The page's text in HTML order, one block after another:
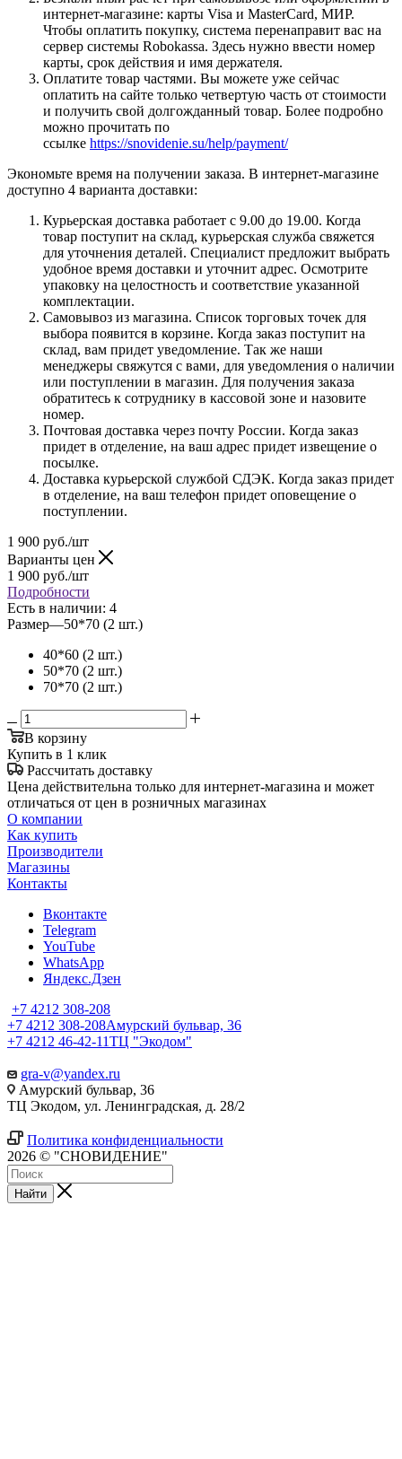
интернет-магазине: карты Visa и MasterCard, МИР.
Чтобы оплатить покупку, система перенаправит вас на
сервер системы Robokassa. Здесь нужно ввести номер
карты, срок действия и имя держателя.
Оплатите товар частями. Вы можете уже сейчас
оплатить на сайте только четвертую часть от стоимости
и получить свой долгожданный товар. Более подробно
можно прочитать по
ссылке https://snovidenie.su/help/payment/
Экономьте время на получении заказа. В интернет-магазине
доступно 4 варианта доставки:
Курьерская доставка работает с 9.00 до 19.00. Когда
товар поступит на склад, курьерская служба свяжется
для уточнения деталей. Специалист предложит выбрать
удобное время доставки и уточнит адрес. Осмотрите
упаковку на целостность и соответствие указанной
комплектации.
Самовывоз из магазина. Список торговых точек для
выбора появится в корзине. Когда заказ поступит на
склад, вам придет уведомление. Так же наши
менеджеры свяжутся с вами, для уведомления о наличии
или поступлении в магазин. Для получения заказа
обратитесь к сотруднику в кассовой зоне и назовите
номер.
Почтовая доставка через почту России. Когда заказ
придет в отделение, на ваш адрес придет извещение о
посылке.
Доставка курьерской службой СДЭК. Когда заказ придет
в отделение, на ваш телефон придет оповещение о
поступлении.
1 900 руб./шт
Варианты цен
1 900 руб./шт
Подробности
Есть в наличии: 4
Размер—50*70 (2 шт.)
40*60 (2 шт.)
50*70 (2 шт.)
70*70 (2 шт.)
В корзину
Купить в 1 клик
Рассчитать доставку
Цена действительна только для интернет-магазина и может
отличаться от цен в розничных магазинах
О компании
Как купить
Производители
Магазины
Контакты
Вконтакте
Telegram
YouTube
WhatsApp
Яндекс.Дзен
+7 4212 308-208
+7 4212 308-208Амурский бульвар, 36
+7 4212 46-42-11ТЦ "Экодом"
gra-v@yandex.ru
Амурский бульвар, 36
ТЦ Экодом, ул. Ленинградская, д. 28/2
Политика конфиденциальности
2026 © "СНОВИДЕНИЕ"
Найти